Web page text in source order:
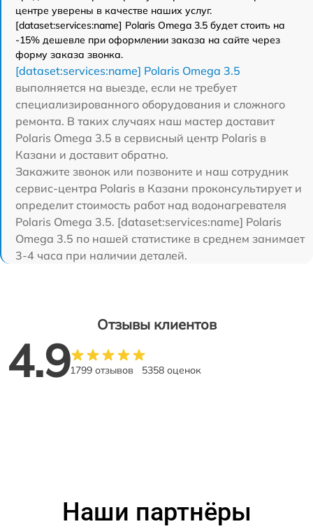
центре уверены в качестве наших услуг.
[dataset:services:name] Polaris Omega 3.5 будет стоить на
-15% дешевле при оформлении заказа на сайте через
форму заказа звонка.
[dataset:services:name] Polaris Omega 3.5
выполняется на выезде, если не требует
специализированного оборудования и сложного
ремонта. В таких случаях наш мастер доставит
Polaris Omega 3.5 в сервисный центр Polaris в
Казани и доставит обратно.
Закажите звонок или позвоните и наш сотрудник
сервис-центра Polaris в Казани проконсультирует и
определит стоимость работ над водонагревателя
Polaris Omega 3.5. [dataset:services:name] Polaris
Omega 3.5 по нашей статистике в среднем занимает
3-4 часа при наличии деталей.
Отзывы клиентов
4.91799 отзывов 5358 оценок
Наши партнёры